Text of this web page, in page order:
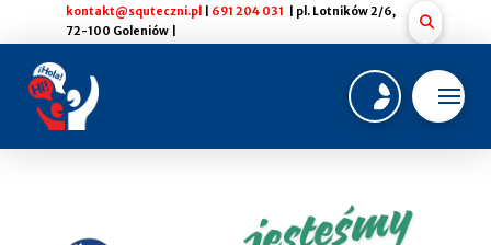
kontakt@squteczni.pl 691 204 031
| pl. Lotników 2/6,
72-100 Goleniów |